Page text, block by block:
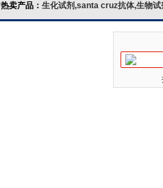
热卖产品： 生化试剂,santa cruz抗体,生物